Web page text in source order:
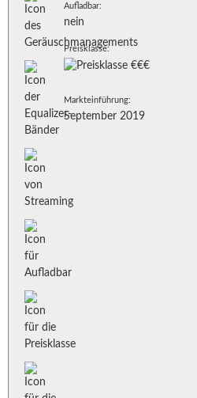
Aufladbar:
nein
Preisklasse:
Markteinführung:
September 2019